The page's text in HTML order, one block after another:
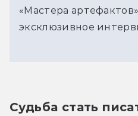
«Мастера
эксклюзивное
Судьба стать